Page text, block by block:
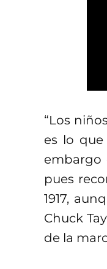
“Los
es lo que
embargo
pues
1917,
Chuck
de la